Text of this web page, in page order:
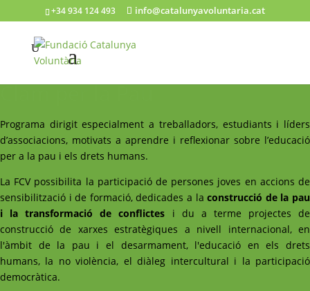
+34 934 124 493 info@catalunyavoluntaria.cat
Clam per la Pau
Programa dirigit especialment a treballadors, estudiants i líders
d’associacions, motivats a aprendre i reflexionar sobre l’educació
per a la pau i els drets humans.
La FCV possibilita la participació de persones joves en accions de
sensibilització i de formació, dedicades a laconstrucció de la pau
i la transformació de conflictes i du a terme projectes de
construcció de xarxes estratègiques a nivell internacional, en
l'àmbit de la pau i el desarmament, l'educació en els drets
humans, la no violència, el diàleg intercultural i la participació
democràtica.